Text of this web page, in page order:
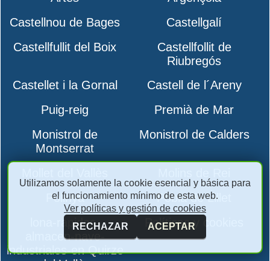
Castellnou de Bages
Castellgalí
Castellfullit del Boix
Castellfollit de
Riubregós
Castellet i la Gornal
Castell de l´Areny
Puig-reig
Premià de Mar
Monistrol de
Montserrat
Monistrol de Calders
Polinyà
Pobla de Lillet
lona-rapidas-
almacen-nave-
industriales-en Quirze
Políticas y cookies
Utilizamos solamente la cookie esencial y básica para
el funcionamiento mínimo de esta web.
Ver políticas y gestión de cookies
RECHAZAR
ACEPTAR